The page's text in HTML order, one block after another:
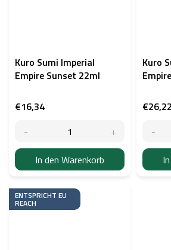
Kuro Sumi Imperial
Empire Sunset 22ml
€16,34
In den Warenkorb
Kuro
€26,22
ENTSPRICHT EU
REACH